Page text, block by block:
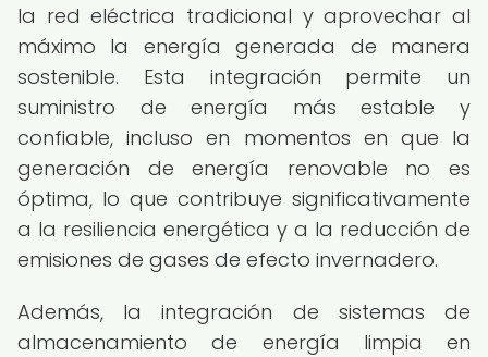
la red eléctrica tradicional y aprovechar al
máximo la energía generada de manera
sostenible. Esta integración permite un
suministro de energía más estable y
confiable, incluso en momentos en que la
generación de energía renovable no es
óptima, lo que contribuye significativamente
a la resiliencia energética y a la reducción de
emisiones de gases de efecto invernadero.
Además, la integración de sistemas de
almacenamiento de energía limpia en